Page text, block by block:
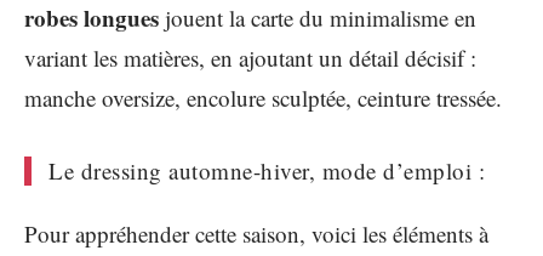
robes longues jouent la carte du minimalisme en
variant les matières, en ajoutant un détail décisif :
manche oversize, encolure sculptée, ceinture tressée.
Le dressing automne-hiver, mode d’emploi :
Pour appréhender cette saison, voici les éléments à